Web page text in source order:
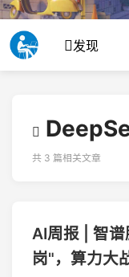
发现
共 3 篇相关文章
AI周报 | 智
岗"，算力大